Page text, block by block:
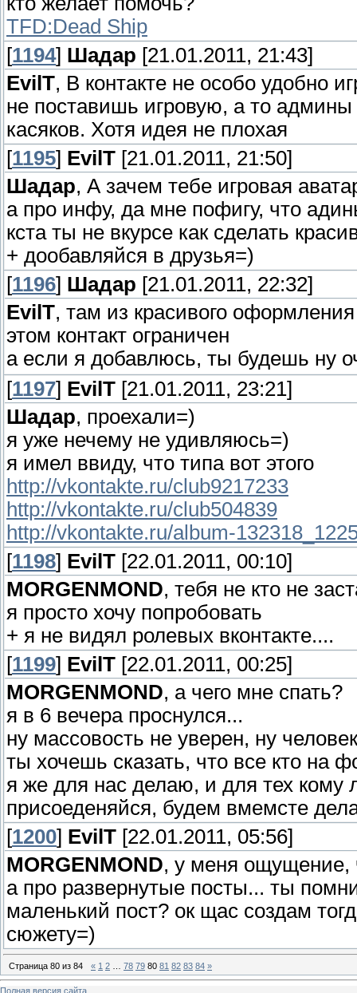
TFD:Dead Ship
[1194] Шадар [21.01.2011, 21:43]
EvilT, В контакте не особо удобно
не поставишь игровую, а то
касяков. Хотя идея не плохая
[1195] EvilT [21.01.2011, 21:50]
Шадар, А зачем тебе игровая
а про инфу, да мне пофигу, что
кста ты не вкурсе как сделать
+ дообавляйся в друзья=)
[1196] Шадар [21.01.2011, 22:32]
EvilT, там из красивого
этом контакт ограничен
а если я добавлюсь, ты будешь ну
[1197] EvilT [21.01.2011, 23:21]
Шадар, проехали=)
я уже нечему не удивляюсь=)
я имел ввиду, что типа вот этого
http://vkontakte.ru/club9217233
http://vkontakte.ru/club504839
http://vkontakte.ru/album-
[1198] EvilT [22.01.2011, 00:10]
MORGENMOND, тебя не кто не
я просто хочу попробовать
+ я не видял ролевых вконтакте....
[1199] EvilT [22.01.2011, 00:25]
MORGENMOND, а чего мне спать?
я в 6 вечера проснулся...
ну массовость не уверен, ну
ты хочешь сказать, что все кто на
я же для нас делаю, и для тех кому
присоеденяйся, будем вмемсте
[1200] EvilT [22.01.2011, 05:56]
MORGENMOND, у меня ощущение,
а про развернутые посты... ты
маленький пост? ок щас создам
сюжету=)
Страница 80 из 84 « 1 2 78 79 80 81 82 83 84 »
Полная версия сайта